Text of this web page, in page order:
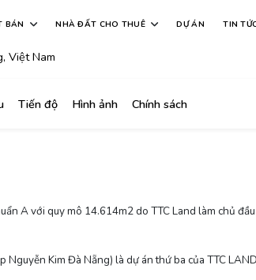
BÁN NHÀ ĐẤT CHO THUÊ DỰ ÁN TIN
Việt Nam
Tiến độ Hình ảnh Chính sách
A với quy mô 14.614m2 do TTC Land làm chủ
Nguyễn Kim Đà Nẵng) là dự án thứ ba của TTC